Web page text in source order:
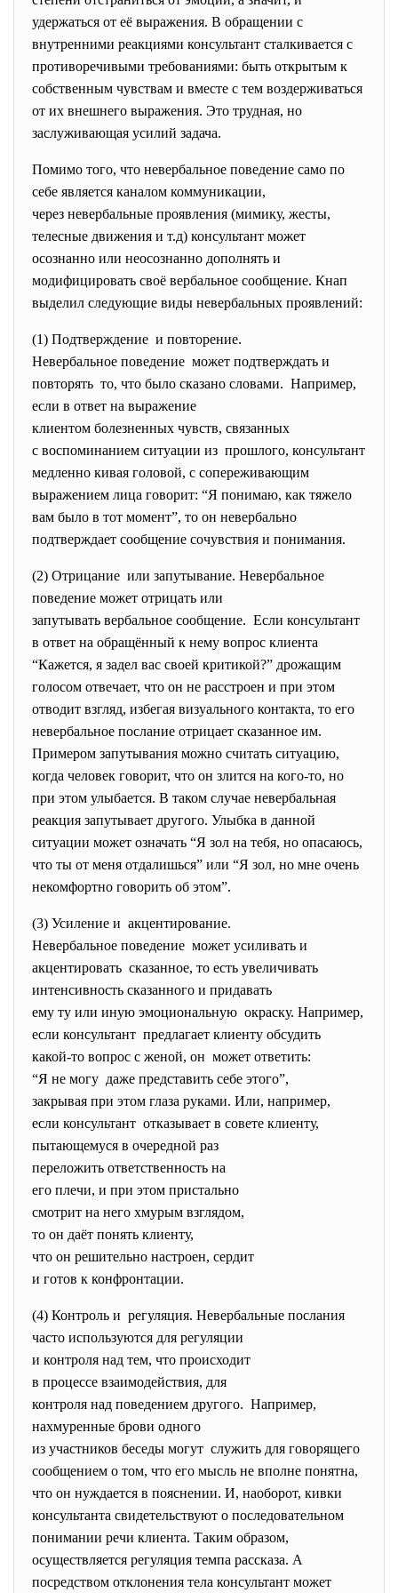
удержаться от её выражения. В обращении с
внутренними реакциями консультант сталкивается с
противоречивыми требованиями: быть открытым к
собственным чувствам и вместе с тем воздерживаться
от их внешнего выражения. Это трудная, но
заслуживающая усилий задача.
Помимо того, что невербальное поведение само по
себе является каналом коммуникации,
через невербальные проявления (мимику, жесты,
телесные движения и т.д) консультант может
осознанно или неосознанно дополнять и
модифицировать своё вербальное сообщение. Кнап
выделил следующие виды невербальных проявлений:
(1) Подтверждение и повторение.
Невербальное поведение может подтверждать и
повторять то, что было сказано словами. Например,
если в ответ на выражение
клиентом болезненных чувств, связанных
с воспоминанием ситуации из прошлого, консультант
медленно кивая головой, с сопереживающим
выражением лица говорит: “Я понимаю, как тяжело
вам было в тот момент”, то он невербально
подтверждает сообщение сочувствия и понимания.
(2) Отрицание или запутывание. Невербальное
поведение может отрицать или
запутывать вербальное сообщение. Если консультант
в ответ на обращённый к нему вопрос клиента
“Кажется, я задел вас своей критикой?” дрожащим
голосом отвечает, что он не расстроен и при этом
отводит взгляд, избегая визуального контакта, то его
невербальное послание отрицает сказанное им.
Примером запутывания можно считать ситуацию,
когда человек говорит, что он злится на кого-то, но
при этом улыбается. В таком случае невербальная
реакция запутывает другого. Улыбка в данной
ситуации может означать “Я зол на тебя, но опасаюсь,
что ты от меня отдалишься” или “Я зол, но мне очень
некомфортно говорить об этом”.
(3) Усиление и акцентирование.
Невербальное поведение может усиливать и
акцентировать сказанное, то есть увеличивать
интенсивность сказанного и придавать
ему ту или иную эмоциональную окраску. Например,
если консультант предлагает клиенту обсудить
какой-то вопрос с женой, он может ответить:
“Я не могу даже представить себе этого”,
закрывая при этом глаза руками. Или, например,
если консультант отказывает в совете клиенту,
пытающемуся в очередной раз
переложить ответственность на
его плечи, и при этом пристально
смотрит на него хмурым взглядом,
то он даёт понять клиенту,
что он решительно настроен, сердит
и готов к конфронтации.
(4) Контроль и регуляция. Невербальные послания
часто используются для регуляции
и контроля над тем, что происходит
в процессе взаимодействия, для
контроля над поведением другого. Например,
нахмуренные брови одного
из участников беседы могут служить для говорящего
сообщением о том, что его мысль не вполне понятна,
что он нуждается в пояснении. И, наоборот, кивки
консультанта свидетельствуют о последовательном
понимании речи клиента. Таким образом,
осуществляется регуляция темпа рассказа. А
посредством отклонения тела консультант может